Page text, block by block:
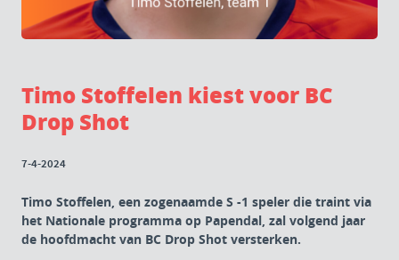
Timo Stoffelen kiest voor BC
Drop Shot
7-4-2024
Timo Stoffelen, een zogenaamde S -1 speler die traint via
het Nationale programma op Papendal, zal volgend jaar
de hoofdmacht van BC Drop Shot versterken.